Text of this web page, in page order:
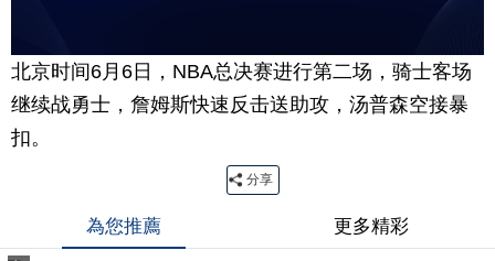
北京时间6月6日，NBA总决赛进行第二场，骑士客场
继续战勇士，詹姆斯快速反击送助攻，汤普森空接暴
扣。
分享
為您推薦 更多精彩